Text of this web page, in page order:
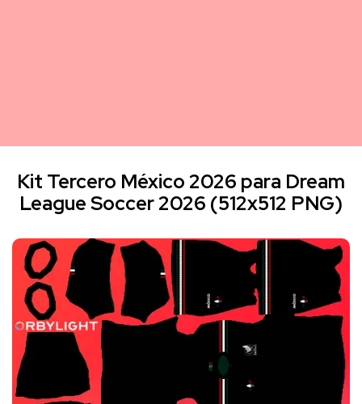
Kit Tercero México 2026 para Dream
League Soccer 2026 (512x512 PNG)